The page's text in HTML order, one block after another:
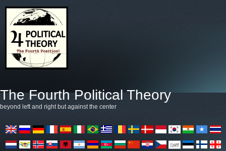
The Fourth Political Theory
beyond left and right but against the center